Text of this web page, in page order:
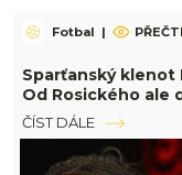
Fotbal |
Sparťanský klenot
Od Rosického ale
ČÍST DÁLE